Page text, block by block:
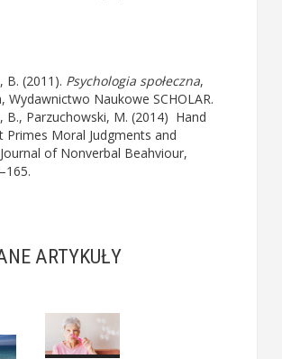
B. (2011). Psychologia społeczna,
Wydawnictwo Naukowe SCHOLAR.
B., Parzuchowski, M. (2014) Hand
Primes Moral Judgments and
of Nonverbal Beahviour,
ARTYKUŁY